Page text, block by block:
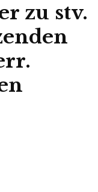
zu stv.